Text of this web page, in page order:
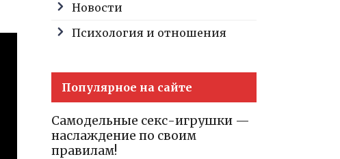
Новости
Психология и отношения
Популярное на сайте
Самодельные секс-игрушки —
наслаждение по своим
правилам!